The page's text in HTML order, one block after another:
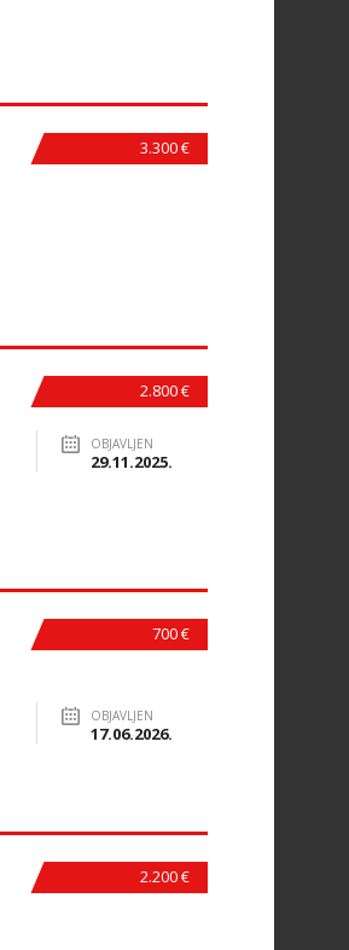
3.300 €
2.800 €
OBJAVLJEN
29.11.2025.
700 €
OBJAVLJEN
17.06.2026.
2.200 €